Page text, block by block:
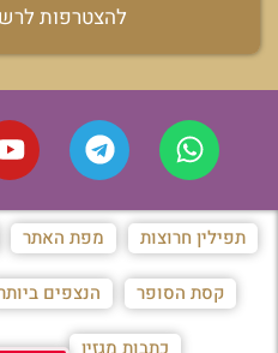
להצטרפות
תפילין חרוצות מפת האתר
קסת הסופר הנצפים